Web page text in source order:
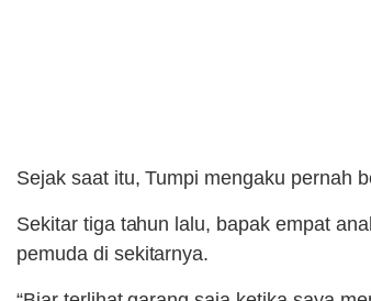
Sejak saat itu, Tumpi mengaku pernah
Sekitar tiga tahun lalu, bapak empat
pemuda di sekitarnya.